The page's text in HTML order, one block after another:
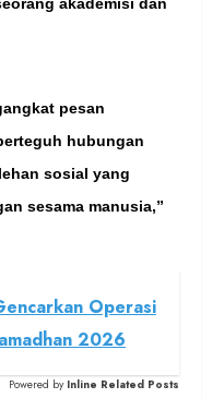
pesan
hubungan
sosial yang
sesama manusia,”
Operasi
2026
Powered by Inline Related Posts